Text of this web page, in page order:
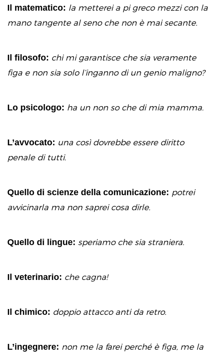
Il matematico: la metterei a pi greco mezzi con la
mano tangente al seno che non è mai secante.
Il filosofo: chi mi garantisce che sia veramente
figa e non sia solo l’inganno di un genio maligno?
Lo psicologo: ha un non so che di mia mamma.
L’avvocato: una così dovrebbe essere diritto
penale di tutti.
Quello di scienze della comunicazione: potrei
avvicinarla ma non saprei cosa dirle.
Quello di lingue: speriamo che sia straniera.
Il veterinario: che cagna!
Il chimico: doppio attacco anti da retro.
L’ingegnere: non me la farei perché è figa, me la